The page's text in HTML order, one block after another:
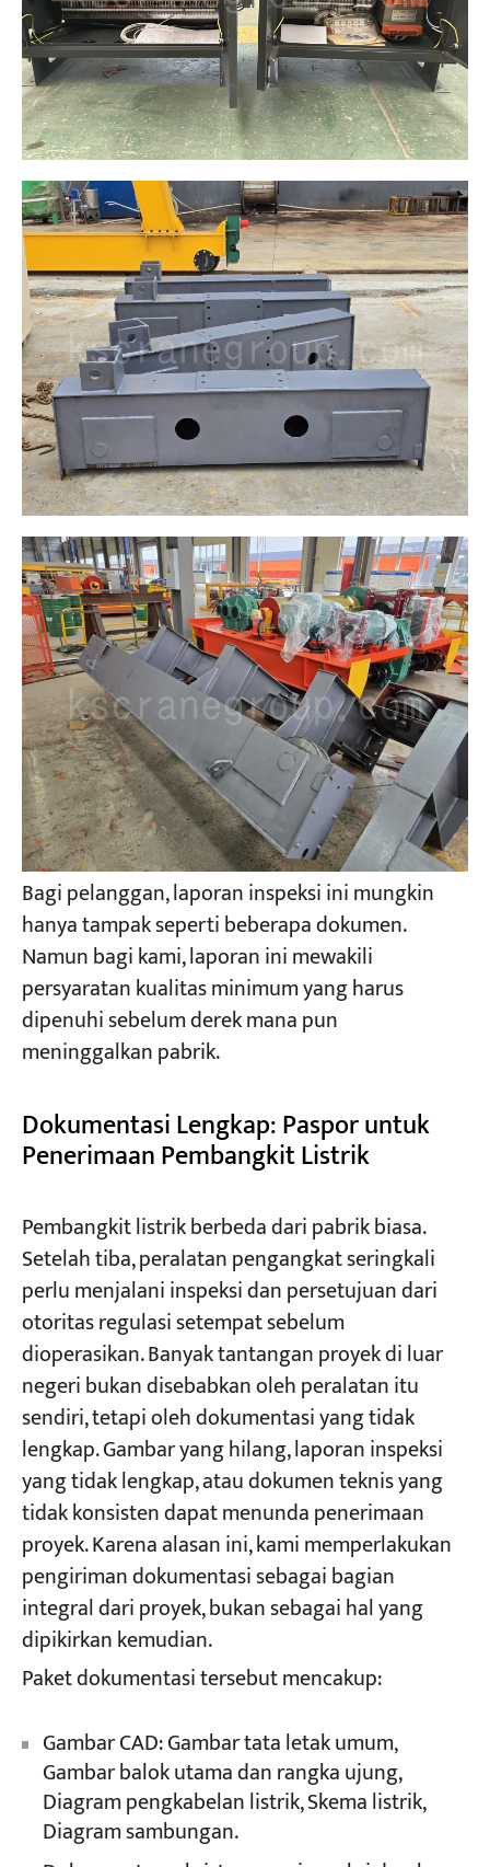
Bagi pelanggan, laporan inspeksi ini mungkin
hanya tampak seperti beberapa dokumen.
Namun bagi kami, laporan ini mewakili
persyaratan kualitas minimum yang harus
dipenuhi sebelum derek mana pun
meninggalkan pabrik.
Dokumentasi Lengkap: Paspor untuk
Penerimaan Pembangkit Listrik
Pembangkit listrik berbeda dari pabrik biasa.
Setelah tiba, peralatan pengangkat seringkali
perlu menjalani inspeksi dan persetujuan dari
otoritas regulasi setempat sebelum
dioperasikan. Banyak tantangan proyek di luar
negeri bukan disebabkan oleh peralatan itu
sendiri, tetapi oleh dokumentasi yang tidak
lengkap. Gambar yang hilang, laporan inspeksi
yang tidak lengkap, atau dokumen teknis yang
tidak konsisten dapat menunda penerimaan
proyek. Karena alasan ini, kami memperlakukan
pengiriman dokumentasi sebagai bagian
integral dari proyek, bukan sebagai hal yang
dipikirkan kemudian.
Paket dokumentasi tersebut mencakup:
Gambar CAD: Gambar tata letak umum,
Gambar balok utama dan rangka ujung,
Diagram pengkabelan listrik, Skema listrik,
Diagram sambungan.